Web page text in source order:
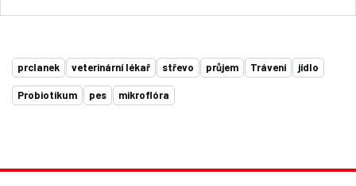
prclanek veterinární lékař střevo průjem Trávení jídlo
Probiotikum pes mikroflóra